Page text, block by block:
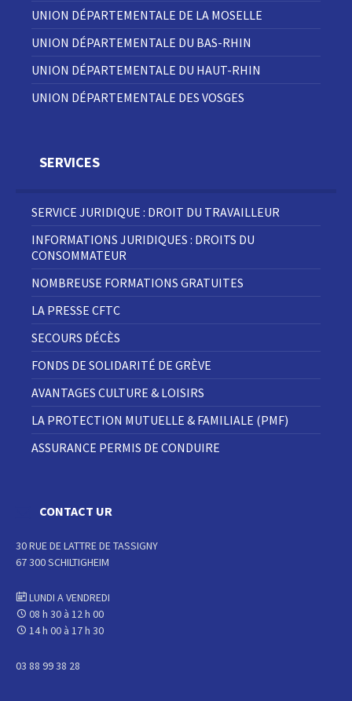
UNION DÉPARTEMENTALE DE LA MOSELLE
UNION DÉPARTEMENTALE DU BAS-RHIN
UNION DÉPARTEMENTALE DU HAUT-RHIN
UNION DÉPARTEMENTALE DES VOSGES
SERVICES
SERVICE JURIDIQUE : DROIT DU TRAVAILLEUR
INFORMATIONS JURIDIQUES : DROITS DU
CONSOMMATEUR
NOMBREUSE FORMATIONS GRATUITES
LA PRESSE CFTC
SECOURS DÉCÈS
FONDS DE SOLIDARITÉ DE GRÈVE
AVANTAGES CULTURE & LOISIRS
LA PROTECTION MUTUELLE & FAMILIALE (PMF)
ASSURANCE PERMIS DE CONDUIRE
CONTACT UR
30 RUE DE LATTRE DE TASSIGNY
67 300 SCHILTIGHEIM
LUNDI A VENDREDI
08 h 30 à 12 h 00
14 h 00 à 17 h 30
03 88 99 38 28